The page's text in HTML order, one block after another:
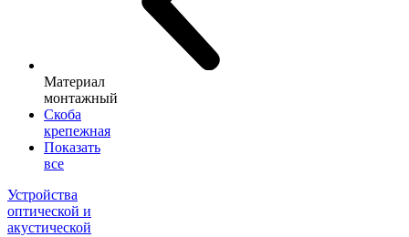
Материал
монтажный
Скоба
крепежная
Показать
все
Устройства
оптической и
акустической